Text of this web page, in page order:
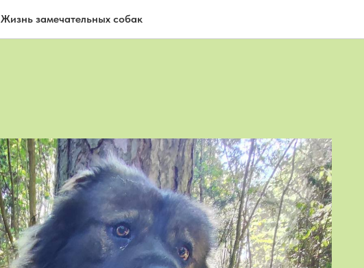
Жизнь замечательных собак